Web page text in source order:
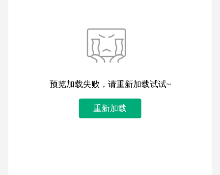
预览加载失败，请重新加载试试~
重新加载